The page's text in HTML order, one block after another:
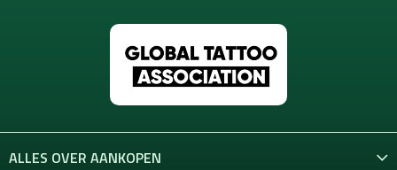
ALLES OVER AANKOPEN